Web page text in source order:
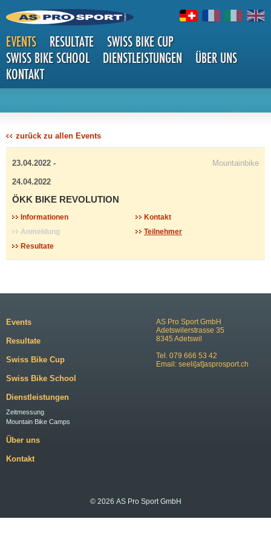
EVENTS RESULTATE
SWISS BIKE CUP
SWISS BIKE SCHOOL
DIENSTLEISTUNGEN
ÜBER UNS
KONTAKT
DETAILS
zurück zu allen Events
23.04.2022 -
24.04.2022
Mountainbike
ÖKK BIKE REVOLUTION
Informationen
Kontakt
Anmeldung
Teilnehmer
Resultate
AS Pro Sport GmbH
Adetswilerstrasse 35
8345 Adetswil
Tel. 079 666 53 42
Email: seeli[at]asprosport.ch
Events
Resultate
Swiss Bike Cup
Swiss Bike School
Dienstleistungen
Zeitmessung
Mountain Bike Camps
Über uns
Kontakt
© 2026 AS Pro Sport GmbH